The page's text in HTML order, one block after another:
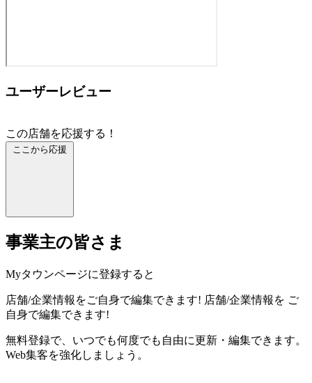
ユーザーレビュー
この店舗を応援する！
ここから応援
事業主の皆さま
Myタウンページに登録すると
店舗/企業情報をご自身で編集できます! 店舗/企業情報を ご
自身で編集できます!
無料登録で、いつでも何度でも自由に更新・編集できます。
Web集客を強化しましょう。